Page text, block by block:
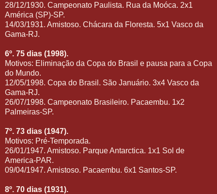
28/12/1930. Campeonato Paulista. Rua da Moóca. 2x1
América (SP)-SP.
14/03/1931. Amistoso. Chácara da Floresta. 5x1 Vasco da
Gama-RJ.
6º. 75 dias (1998).
Motivos: Eliminação da Copa do Brasil e pausa para a Copa
do Mundo.
12/05/1998. Copa do Brasil. São Januário. 3x4 Vasco da
Gama-RJ.
26/07/1998. Campeonato Brasileiro. Pacaembu. 1x2
Palmeiras-SP.
7º. 73 dias (1947).
Motivos: Pré-Temporada.
26/01/1947. Amistoso. Parque Antarctica. 1x1 Sol de
America-PAR.
09/04/1947. Amistoso. Pacaembu. 6x1 Santos-SP.
8º. 70 dias (1931).